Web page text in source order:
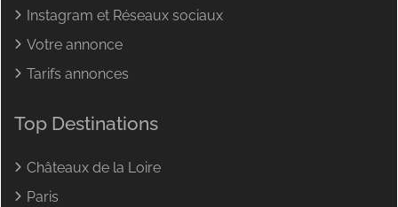
Instagram et Réseaux sociaux
Votre annonce
Tarifs annonces
Top Destinations
Châteaux de la Loire
Paris